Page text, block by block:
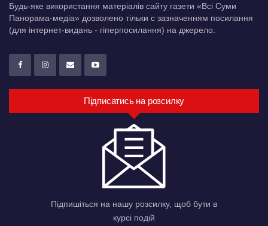
Будь-яке використання матеріалів сайту газети «Всі Суми
Панорама-медіа» дозволено тільки c зазначенням посилання
(для інтернет-видань - гіперпосилання) на джерело.
Підписатись на розсилку
Підпишіться на нашу розсилку, щоб бути в
курсі подій